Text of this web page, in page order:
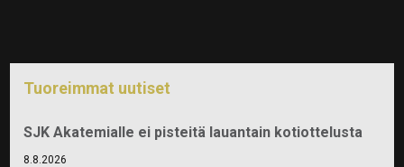
Tuoreimmat uutiset
SJK Akatemialle ei pisteitä lauantain kotiottelusta
8.8.2026